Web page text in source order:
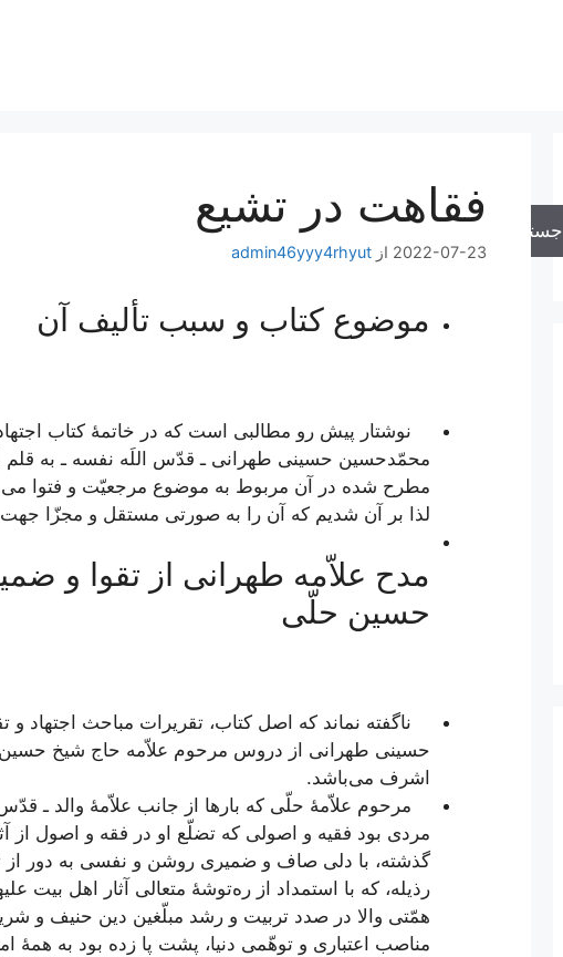
فقاهت در تشیع
2022-07-23 از admin46yyy4rhyut
موضوع کتاب و سبب تألیف آن
نوشتار پیش رو مطالبی است که در خاتمۀ کتاب
محمّدحسین حسینی طهرانی ـ قدّس اللَه نفسه ـ به قلم
مطرح شده در آن مربوط به موضوع مرجعیّت و فتوا
لذا بر آن شدیم که آن را به صورتی مستقل و مجزّا جهت
مدح علاّمه طهرانی از تقوا و
حسین حلّی
ناگفته نماند که اصل کتاب، تقریرات مباحث اجتهاد و
حسینی طهرانی از دروس مرحوم علاّمه حاج شیخ حسین
اشرف می‌باشد.
مرحوم علاّمۀ حلّی که بارها از جانب علاّمۀ والد ـ
مردی بود فقیه و اصولی که تضلّع او در فقه و اصول از
گذشته، با دلی صاف و ضمیری روشن و نفسی به دور از
رذیله، که با استمداد از ره‌توشۀ متعالی آثار اهل بیت
همّتی والا در صدد تربیت و رشد مبلّغین دین حنیف و
مناصب اعتباری و توهّمی دنیا، پشت پا زده بود به همۀ
جستجو